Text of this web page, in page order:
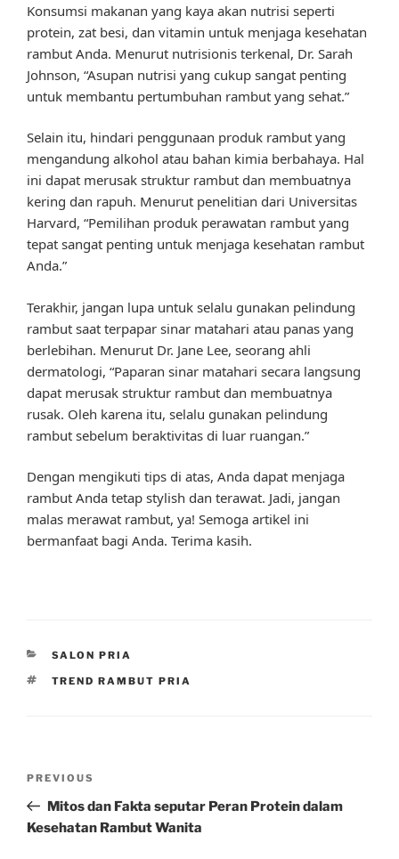
Konsumsi makanan yang kaya akan nutrisi seperti
protein, zat besi, dan vitamin untuk menjaga kesehatan
rambut Anda. Menurut nutrisionis terkenal, Dr. Sarah
Johnson, “Asupan nutrisi yang cukup sangat penting
untuk membantu pertumbuhan rambut yang sehat.”
Selain itu, hindari penggunaan produk rambut yang
mengandung alkohol atau bahan kimia berbahaya. Hal
ini dapat merusak struktur rambut dan membuatnya
kering dan rapuh. Menurut penelitian dari Universitas
Harvard, “Pemilihan produk perawatan rambut yang
tepat sangat penting untuk menjaga kesehatan rambut
Anda.”
Terakhir, jangan lupa untuk selalu gunakan pelindung
rambut saat terpapar sinar matahari atau panas yang
berlebihan. Menurut Dr. Jane Lee, seorang ahli
dermatologi, “Paparan sinar matahari secara langsung
dapat merusak struktur rambut dan membuatnya
rusak. Oleh karena itu, selalu gunakan pelindung
rambut sebelum beraktivitas di luar ruangan.”
Dengan mengikuti tips di atas, Anda dapat menjaga
rambut Anda tetap stylish dan terawat. Jadi, jangan
malas merawat rambut, ya! Semoga artikel ini
bermanfaat bagi Anda. Terima kasih.
CATEGORIES
SALON PRIA
TAGS
TREND RAMBUT PRIA
Previous
Post
PREVIOUS
Mitos dan Fakta seputar Peran Protein dalam
Kesehatan Rambut Wanita